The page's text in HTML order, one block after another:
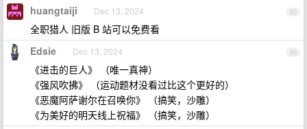
65
huangtaiji Dec 13, 2024
全职猎人 旧版 B 站可以免费看
66
Edsie Dec 13, 2024
《进击的巨人》 （唯一真神）
《强风吹拂》 （运动题材没看过比这个更好的）
《恶魔阿萨谢尔在召唤你》 （搞笑，沙雕）
《为美好的明天线上祝福》 （搞笑，沙雕）